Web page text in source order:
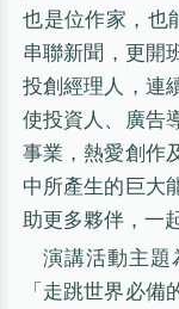
也是位作家，也
串聯新聞，更開
投創經理人，連
使投資人、廣告
事業，熱愛創作
中所產生的巨大
助更多夥伴，一
演講活動主題
「走跳世界必